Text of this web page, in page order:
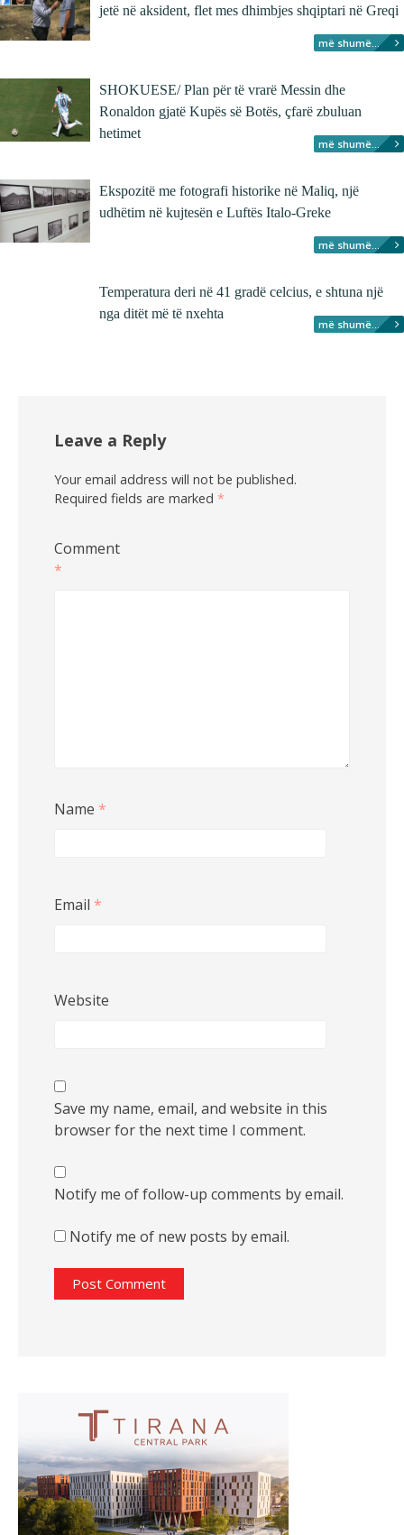
jetë në aksident, flet mes dhimbjes shqiptari në Greqi
më shumë...
SHOKUESE/ Plan për të vrarë Messin dhe
Ronaldon gjatë Kupës së Botës, çfarë zbuluan
hetimet
më shumë...
Ekspozitë me fotografi historike në Maliq, një
udhëtim në kujtesën e Luftës Italo-Greke
më shumë...
Temperatura deri në 41 gradë celcius, e shtuna një
nga ditët më të nxehta
më shumë...
Leave a Reply
Your email address will not be published.
Required fields are marked *
Comment
*
Name *
Email *
Website
Save my name, email, and website in this
browser for the next time I comment.
Notify me of follow-up comments by email.
Notify me of new posts by email.